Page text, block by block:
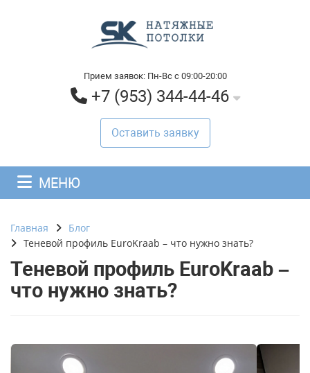
Прием заявок: Пн-Вс с 09:00-20:00
+7 (953) 344-44-46
Оставить заявку
МЕНЮ
Главная
Блог
Теневой профиль EuroKraab – что нужно знать?
Теневой профиль EuroKraab –
что нужно знать?